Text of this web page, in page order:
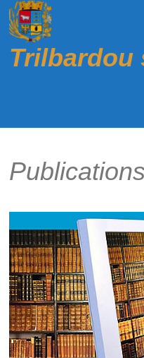
Passer
au
contenu
Trilbardou